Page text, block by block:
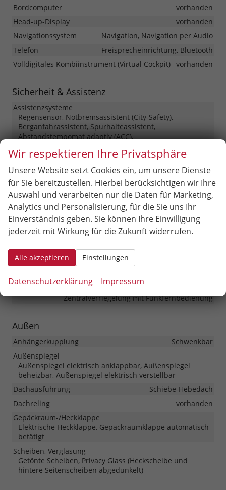
Bordcomputer
vorhanden
Head-up-Display
vorhanden
Navigationssystem
Navigation, Navigation per Audio
Telefon
Freisprecheinrichtung, Bluetooth
Volldigitales Kombiinstrument (Virtual Cockpit) vorhanden
Sicherheit & Assistenz
Assistenzsysteme
Regensensor, Notbremsassistent (City-Safety),
Berganfahrassistent, Spurhalteassistent,
Abstandstempomat adaptiv (ACC),
Sensor
Einparkhilfe
Selbstlenkendes System, Park Distance Control vorne,
Park Distance Control hinten, 360°-Kamera (Surround
View)
Innenspiegel automatisch abblendend
vorhanden
Lenkung
Servolenkung
Lichtsensor, LED-Scheinwerfer, LED-Tagfahrlicht, Voll-LED
Scheinwerfer
Zentralverriegelung mit Funkfernbedienung
Außen
Anhängerkupplung
Schwenkbar
Außenspiegel
Außenspiegel elektrisch anklappbar, Außenspiegel
beheizbar, Außenspiegel elektrisch verstellbar
Dachausführung
Schiebe-Hebedach
Dachreling
vorhanden
Gepäckraum-/Heckklappe
Elektrische Heckklappe, Gepäckraumklappe automatisch
betätigt
Scheiben, Verglasung
Getönte Scheiben, Privacy Glass (Heckscheibe und
hintere Seitenscheiben abgedunkelt)
Wir respektieren Ihre Privatsphäre
Unsere Website setzt Cookies ein, um unsere Dienste
für Sie bereitzustellen. Hierbei berücksichtigen wir Ihre
Auswahl und verarbeiten nur die Daten für Marketing,
Analytics und Personalisierung, für die Sie uns Ihr
Einverständnis geben. Sie können Ihre Einwilligung
jederzeit mit Wirkung für die Zukunft widerrufen.
Alle akzeptieren Einstellungen
Datenschutzerklärung Impressum